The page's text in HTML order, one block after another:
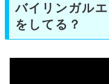
バイリンガル
をしてる？